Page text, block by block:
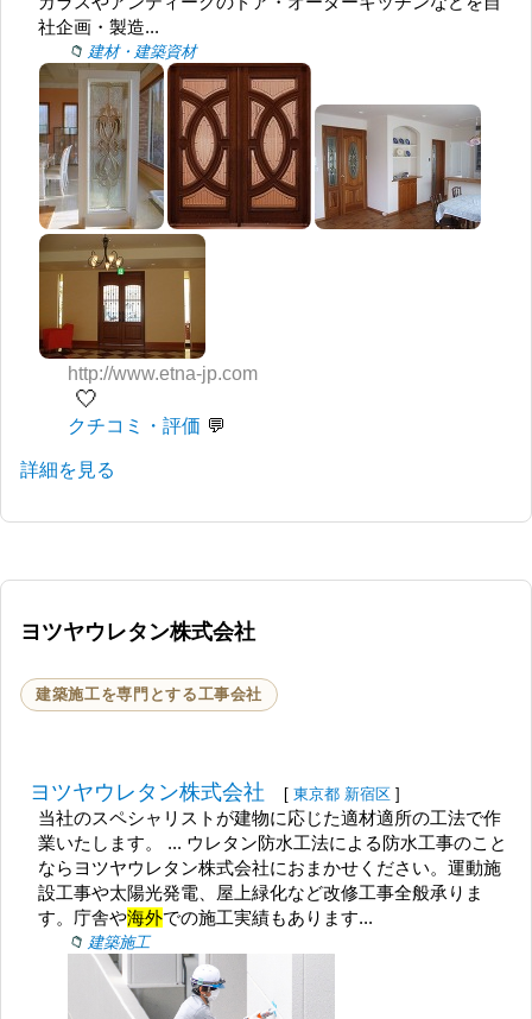
社企画・製造...
建材・建築資材
http://www.etna-jp.com
🤍
クチコミ・評価
詳細を見る
ヨツヤウレタン株式会社
建築施工を専門とする工事会社
ヨツヤウレタン株式会社 [ 東京都 新宿区 ]
当社のスペシャリストが建物に応じた適材適所の工法で作
業いたします。 ... ウレタン防水工法による防水工事のこと
ならヨツヤウレタン株式会社におまかせください。運動施
設工事や太陽光発電、屋上緑化など改修工事全般承りま
す。庁舎や海外での施工実績もあります...
建築施工